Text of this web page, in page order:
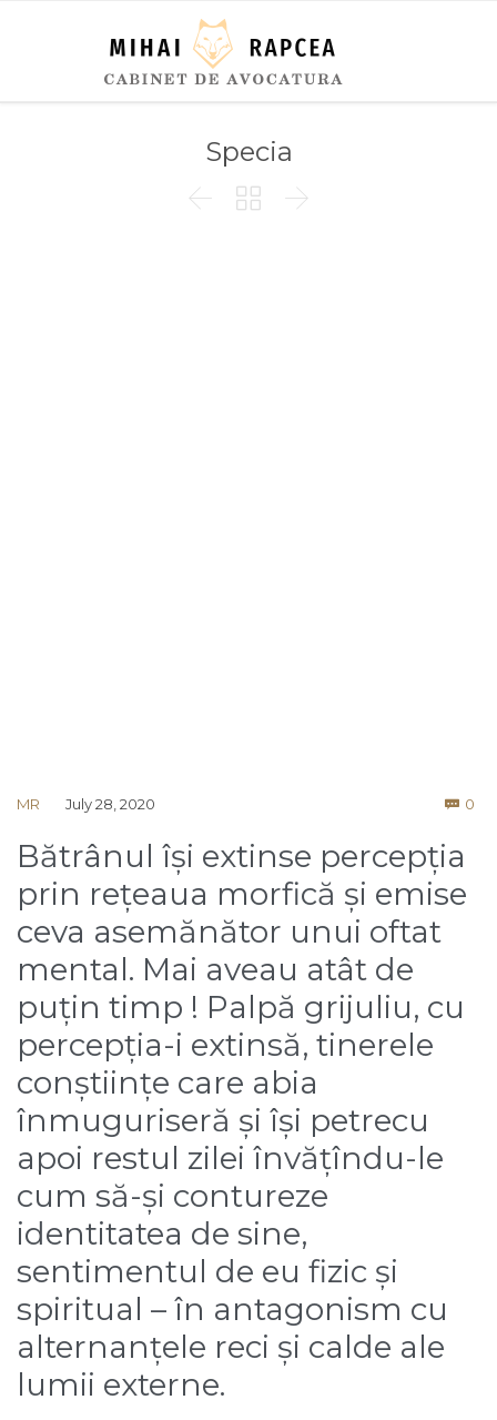
Specia
  
MR July 28, 2020  0
Bătrânul își extinse percepția
prin rețeaua morfică și emise
ceva asemănător unui oftat
mental. Mai aveau atât de
puțin timp ! Palpă grijuliu, cu
percepția-i extinsă, tinerele
conștiințe care abia
înmuguriseră și își petrecu
apoi restul zilei învățîndu-le
cum să-și contureze
identitatea de sine,
sentimentul de eu fizic și
spiritual – în antagonism cu
alternanțele reci și calde ale
lumii externe.